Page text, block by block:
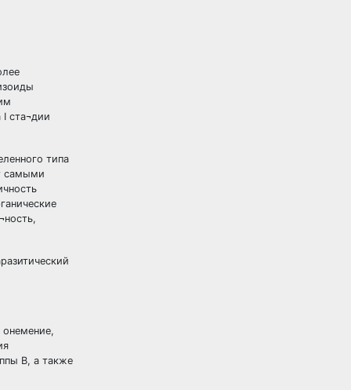
ста¬дии
типа
самыми
В, а также